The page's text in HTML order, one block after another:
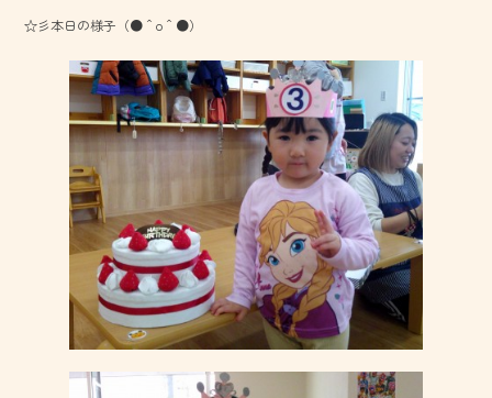
☆彡本日の様子（●＾o＾●）